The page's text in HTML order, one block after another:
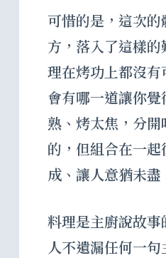
可惜的是，這次
方，落入了這樣
理在烤功上都沒
會有哪一道讓你
熟、烤太焦，分
的，但組合在一
成、讓人意猶未盡
料理是主廚說故
人不遺漏任何一